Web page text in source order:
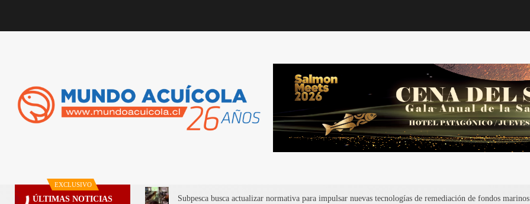
EXCLUSIVO
ÚLTIMAS NOTICIAS Subpesca busca actualizar normativa para impulsar nuevas tecnologías de remediación de fondos marinos